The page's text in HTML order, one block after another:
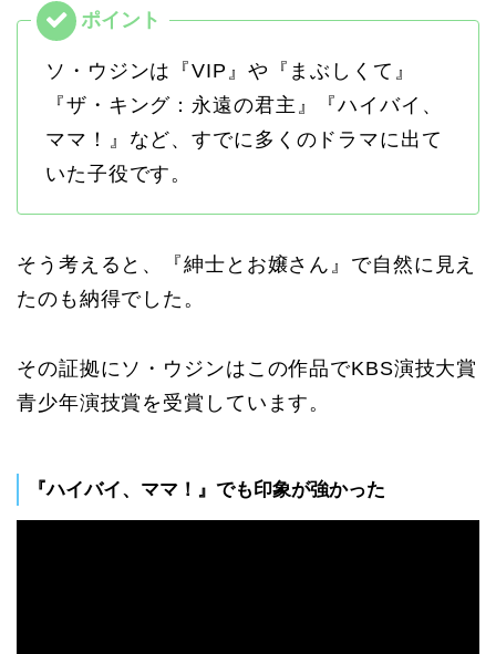
ソ・ウジンは『VIP』や『まぶしくて』
『ザ・キング：永遠の君主』『ハイバイ、
ママ！』など、すでに多くのドラマに出て
いた子役です。
そう考えると、『紳士とお嬢さん』で自然に見え
たのも納得でした。
その証拠にソ・ウジンはこの作品でKBS演技大賞
青少年演技賞を受賞しています。
『ハイバイ、ママ！』でも印象が強かった